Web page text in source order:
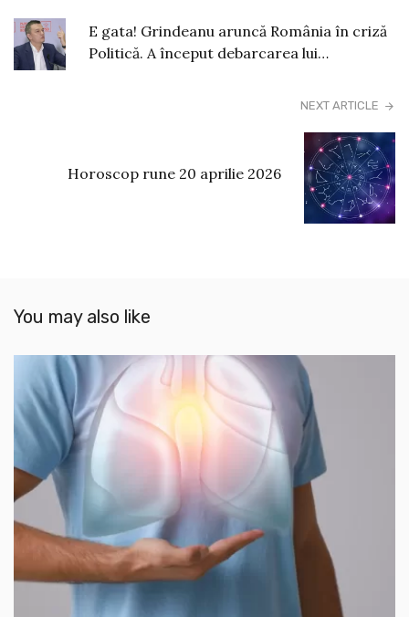
E gata! Grindeanu aruncă România în criză
Politică. A început debarcarea lui…
NEXT ARTICLE
Horoscop rune 20 aprilie 2026
You may also like